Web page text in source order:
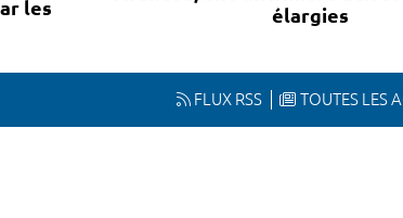
les
élargies
FLUX RSS TOUTES LES